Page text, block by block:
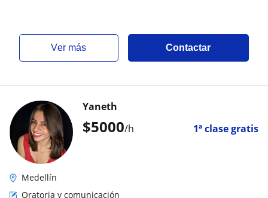
ver más Contactar
$5000/h 1ª clase gratis
Yaneth
Medellín
Oratoria y comunicación